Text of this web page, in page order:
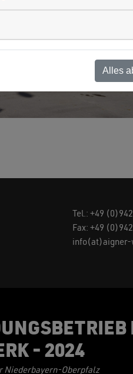
Tel.: +49
Fax: +49
info(at)aigner-
- 2024
Niederbayern-Oberpfalz
Alles